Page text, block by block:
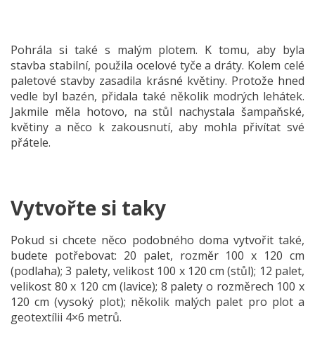
Pohrála si také s malým plotem. K tomu, aby byla
stavba stabilní, použila ocelové tyče a dráty. Kolem celé
paletové stavby zasadila krásné květiny. Protože hned
vedle byl bazén, přidala také několik modrých lehátek.
Jakmile měla hotovo, na stůl nachystala šampaňské,
květiny a něco k zakousnutí, aby mohla přivítat své
přátele.
Vytvořte si taky
Pokud si chcete něco podobného doma vytvořit také,
budete potřebovat: 20 palet, rozměr 100 x 120 cm
(podlaha); 3 palety, velikost 100 x 120 cm (stůl); 12 palet,
velikost 80 x 120 cm (lavice); 8 palety o rozměrech 100 x
120 cm (vysoký plot); několik malých palet pro plot a
geotextílii 4×6 metrů.